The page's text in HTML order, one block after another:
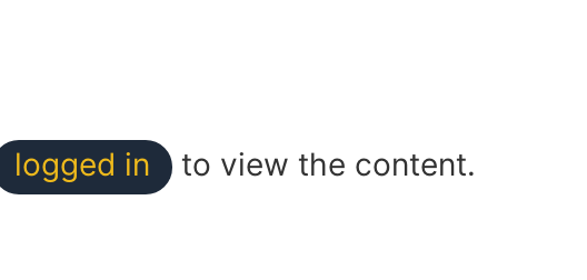
logged in to view the content.